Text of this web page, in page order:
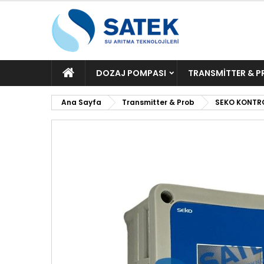
ANA
SAYFA
DOZAJ POMPASI TRANSMITTER &
Ana Sayfa Transmitter & Prob SEKO